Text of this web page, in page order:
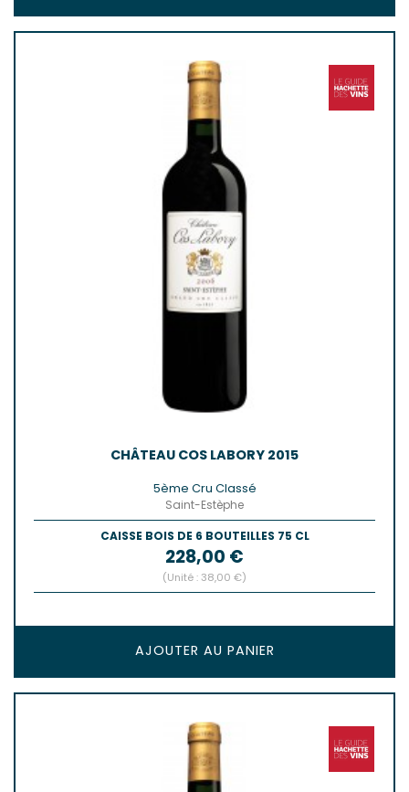
CHÂTEAU COS LABORY 2015
5ème Cru Classé
Saint-Estèphe
CAISSE BOIS DE 6 BOUTEILLES 75 CL
Prix
228,00 €
(Unité : 38,00 €)
AJOUTER AU PANIER